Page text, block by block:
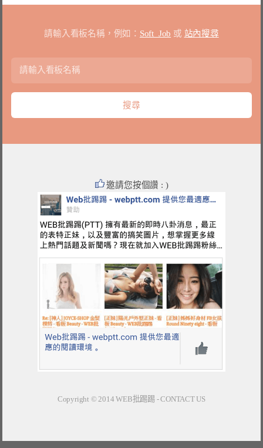
請輸入看板名稱，例如： Soft_Job 或 站內搜尋
邀請您按個讚 : )
Copyright © 2014WEB批踢踢-CONTACT US